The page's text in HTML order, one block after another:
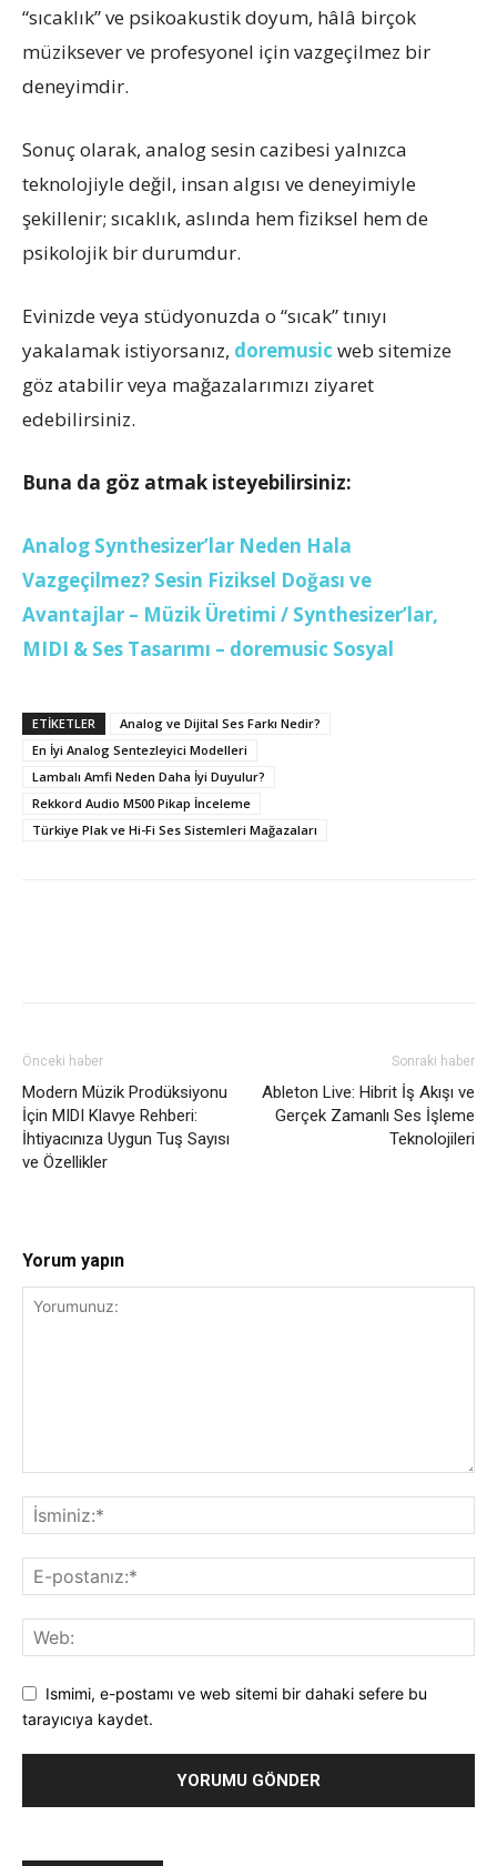
“sıcaklık” ve psikoakustik doyum, hâlâ birçok
müziksever ve profesyonel için vazgeçilmez bir
deneyimdir.
Sonuç olarak, analog sesin cazibesi yalnızca
teknolojiyle değil, insan algısı ve deneyimiyle
şekillenir; sıcaklık, aslında hem fiziksel hem de
psikolojik bir durumdur.
Evinizde veya stüdyonuzda o “sıcak” tınıyı
yakalamak istiyorsanız, doremusic web sitemize
göz atabilir veya mağazalarımızı ziyaret
edebilirsiniz.
Buna da göz atmak isteyebilirsiniz:
Analog Synthesizer’lar Neden Hala
Vazgeçilmez? Sesin Fiziksel Doğası ve
Avantajlar – Müzik Üretimi / Synthesizer’lar,
MIDI & Ses Tasarımı – doremusic Sosyal
ETİKETLER
Analog ve Dijital Ses Farkı Nedir?
En İyi Analog Sentezleyici Modelleri
Lambalı Amfi Neden Daha İyi Duyulur?
Rekkord Audio M500 Pikap İnceleme
Türkiye Plak ve Hi-Fi Ses Sistemleri Mağazaları
Önceki haber
Modern Müzik Prodüksiyonu
İçin MIDI Klavye Rehberi:
İhtiyacınıza Uygun Tuş Sayısı
ve Özellikler
Sonraki haber
Ableton Live: Hibrit İş Akışı ve
Gerçek Zamanlı Ses İşleme
Teknolojileri
Yorum yapın
Ismimi, e-postamı ve web sitemi bir dahaki sefere bu
tarayıcıya kaydet.